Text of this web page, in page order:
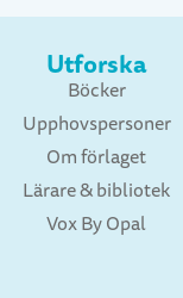
Utforska
Böcker
Upphovspersoner
Om förlaget
Lärare & bibliotek
Vox By Opal